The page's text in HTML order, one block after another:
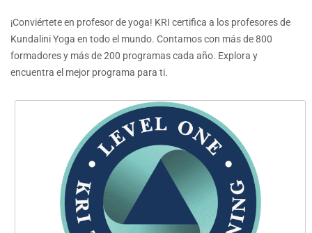
¡Conviértete en profesor de yoga! KRI certifica a los profesores de
Kundalini Yoga en todo el mundo. Contamos con más de 800
formadores y más de 200 programas cada año. Explora y
encuentra el mejor programa para ti.